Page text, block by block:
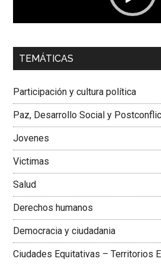
00:00
Dra. Carolina Corcho Mejía,
Colombiana
TEMÁTICAS
Participación y cultura política
Paz, Desarrollo Social y
Jovenes
Victimas
Salud
Derechos humanos
Democracia y ciudadania
Ciudades Equitativas – Territorios